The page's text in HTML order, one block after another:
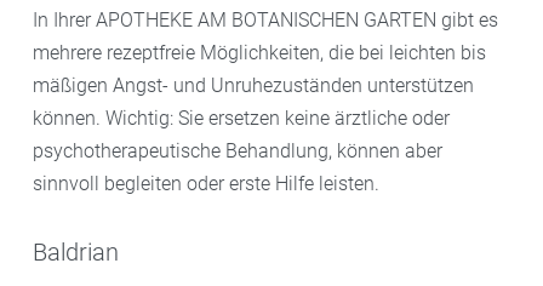
In Ihrer APOTHEKE AM BOTANISCHEN GARTEN gibt es
mehrere rezeptfreie Möglichkeiten, die bei leichten bis
mäßigen Angst- und Unruhezuständen unterstützen
können. Wichtig: Sie ersetzen keine ärztliche oder
psychotherapeutische Behandlung, können aber
sinnvoll begleiten oder erste Hilfe leisten.
Baldrian